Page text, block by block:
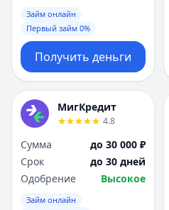
Займ онлайн
Первый займ 0%
Получить деньги
МигКредит
4.8
Сумма
до 30 000 ₽
Срок
до 30 дней
Одобрение
Высокое
Займ онлайн